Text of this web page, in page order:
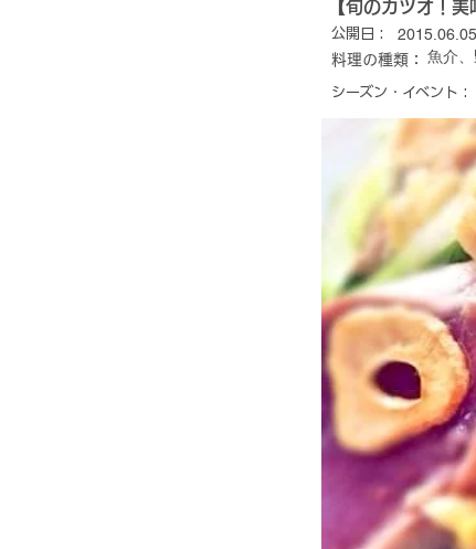
【旬のカツオ！
2015.06.05
公開日 :
料理の種類： 魚介
シーズン・イベント :